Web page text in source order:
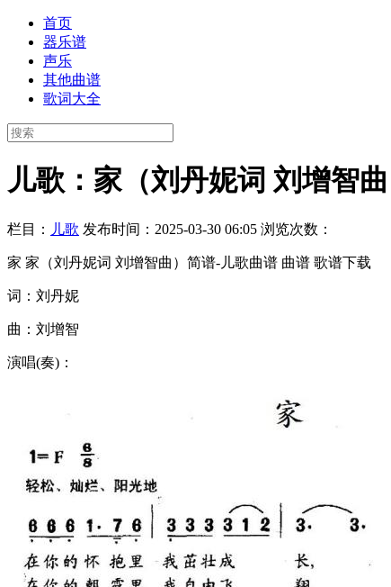
首页
器乐谱
声乐
其他曲谱
歌词大全
儿歌：家（刘丹妮词 刘增智曲
栏目： 儿歌 发布时间：2025-03-30 06:05 浏览次数：
家 家（刘丹妮词 刘增智曲）简谱-儿歌曲谱 曲谱 歌谱下载
词：刘丹妮
曲：刘增智
演唱(奏)：